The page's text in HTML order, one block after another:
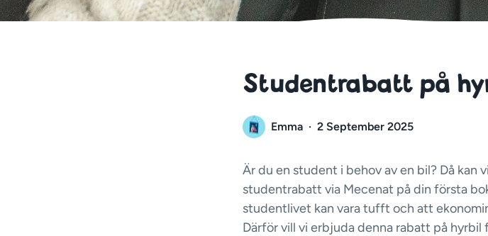
Studentrabatt på
Emma · 2 September 2025
Är du en student i behov av en bil? Då
studentrabatt via Mecenat på din första
studentlivet kan vara tufft och att
Därför vill vi erbjuda denna rabatt på